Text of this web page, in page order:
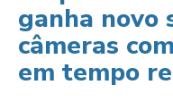
ganha novo
câmeras
em tempo